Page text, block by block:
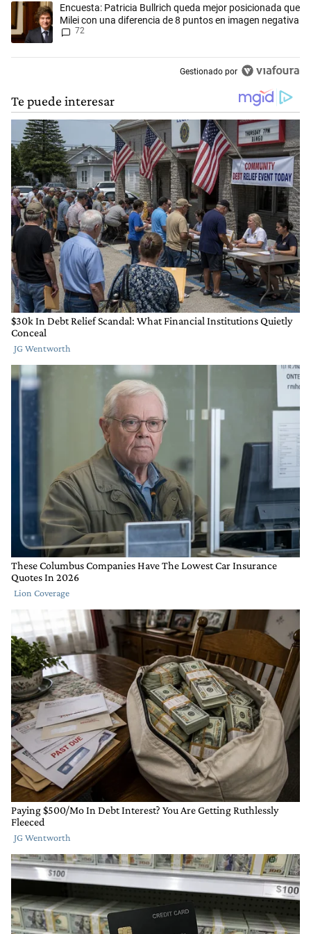
Un artículo de tendencia con el título "Encuesta: Patricia Bullrich
Encuesta: Patricia Bullrich queda mejor posicionada que
Milei con una diferencia de 8 puntos en imagen negativa
72
Gestionado por